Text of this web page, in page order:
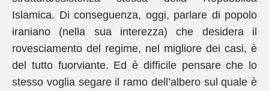
Islamica. Di conseguenza, oggi, parlare di popolo
iraniano (nella sua interezza) che desidera il
rovesciamento del regime, nel migliore dei casi, è
del tutto fuorviante. Ed è difficile pensare che lo
stesso voglia segare il ramo dell’albero sul quale è